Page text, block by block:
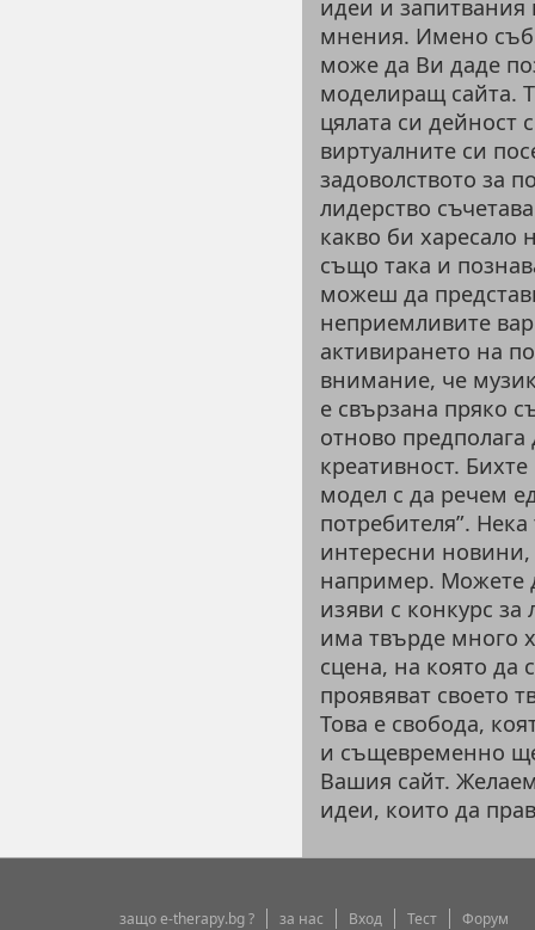
идеи и запитвания
мнения. Имено
може да Ви даде
моделиращ сайта.
цялата си дейност
виртуалните си
задоволството за
лидерство
какво би харесало
също така и
можеш да
неприемливите
активирането на
внимание, че
е свързана пряко
отново
креативност.
модел с да речем
потребителя”.
интересни
например. Можете
изяви с конкурс
има твърде много
сцена, на която да
проявяват своето
Това е свобода,
и същевременно
Вашия сайт.
идеи, които да
защо e-therapy.bg ? за нас Вход Тест Форум